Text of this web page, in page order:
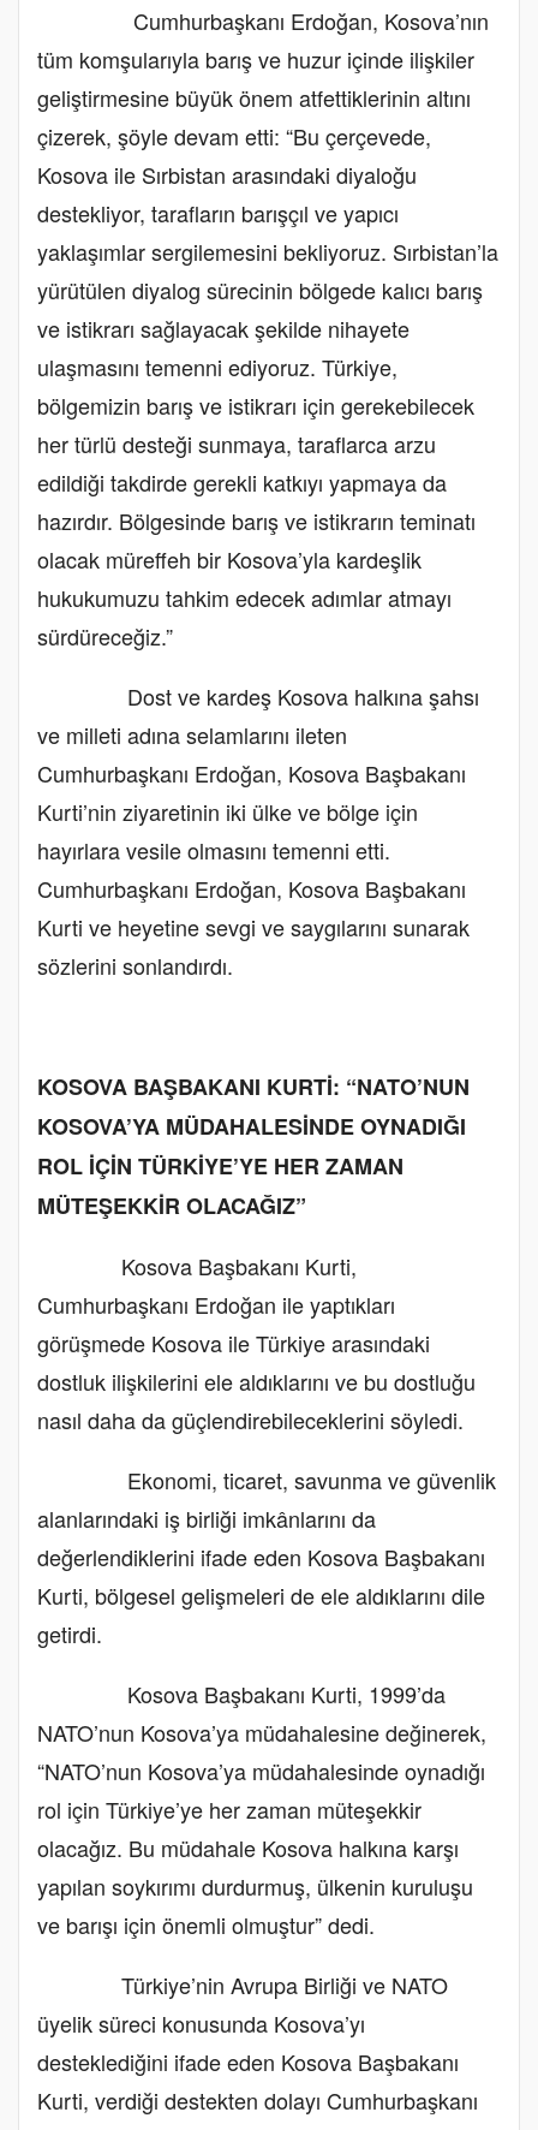
Cumhurbaşkanı Erdoğan, Kosova’nın
tüm komşularıyla barış ve huzur içinde ilişkiler
geliştirmesine büyük önem atfettiklerinin altını
çizerek, şöyle devam etti: “Bu çerçevede,
Kosova ile Sırbistan arasındaki diyaloğu
destekliyor, tarafların barışçıl ve yapıcı
yaklaşımlar sergilemesini bekliyoruz. Sırbistan’la
yürütülen diyalog sürecinin bölgede kalıcı barış
ve istikrarı sağlayacak şekilde nihayete
ulaşmasını temenni ediyoruz. Türkiye,
bölgemizin barış ve istikrarı için gerekebilecek
her türlü desteği sunmaya, taraflarca arzu
edildiği takdirde gerekli katkıyı yapmaya da
hazırdır. Bölgesinde barış ve istikrarın teminatı
olacak müreffeh bir Kosova’yla kardeşlik
hukukumuzu tahkim edecek adımlar atmayı
sürdüreceğiz.”
Dost ve kardeş Kosova halkına şahsı
ve milleti adına selamlarını ileten
Cumhurbaşkanı Erdoğan, Kosova Başbakanı
Kurti’nin ziyaretinin iki ülke ve bölge için
hayırlara vesile olmasını temenni etti.
Cumhurbaşkanı Erdoğan, Kosova Başbakanı
Kurti ve heyetine sevgi ve saygılarını sunarak
sözlerini sonlandırdı.
KOSOVA BAŞBAKANI KURTİ: “NATO’NUN
KOSOVA’YA MÜDAHALESİNDE OYNADIĞI
ROL İÇİN TÜRKİYE’YE HER ZAMAN
MÜTEŞEKKİR OLACAĞIZ”
Kosova Başbakanı Kurti,
Cumhurbaşkanı Erdoğan ile yaptıkları
görüşmede Kosova ile Türkiye arasındaki
dostluk ilişkilerini ele aldıklarını ve bu dostluğu
nasıl daha da güçlendirebileceklerini söyledi.
Ekonomi, ticaret, savunma ve güvenlik
alanlarındaki iş birliği imkânlarını da
değerlendiklerini ifade eden Kosova Başbakanı
Kurti, bölgesel gelişmeleri de ele aldıklarını dile
getirdi.
Kosova Başbakanı Kurti, 1999’da
NATO’nun Kosova’ya müdahalesine değinerek,
“NATO’nun Kosova’ya müdahalesinde oynadığı
rol için Türkiye’ye her zaman müteşekkir
olacağız. Bu müdahale Kosova halkına karşı
yapılan soykırımı durdurmuş, ülkenin kuruluşu
ve barışı için önemli olmuştur” dedi.
Türkiye’nin Avrupa Birliği ve NATO
üyelik süreci konusunda Kosova’yı
desteklediğini ifade eden Kosova Başbakanı
Kurti, verdiği destekten dolayı Cumhurbaşkanı